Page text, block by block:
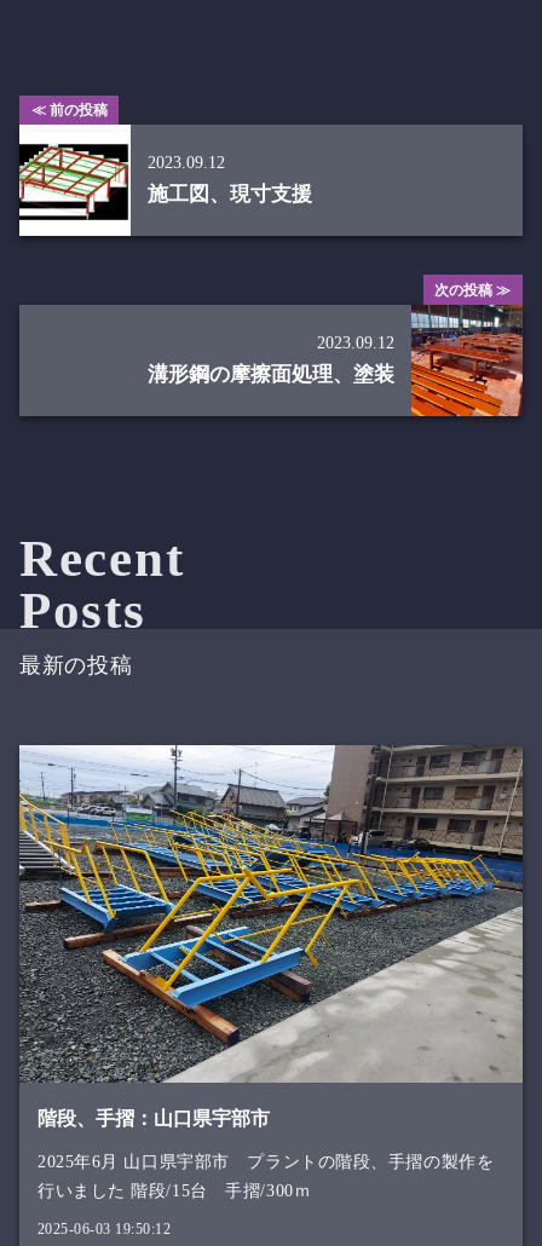
≪ 前の投稿
2023.09.12
施工図、現寸支援
次の投稿 ≫
2023.09.12
溝形鋼の摩擦面処理、塗装
Recent
Posts
最新の投稿
階段、手摺：山口県宇部市
2025年6月 山口県宇部市 プラントの階段、手摺の製作を
行いました 階段/15台 手摺/300ｍ
2025-06-03 19:50:12